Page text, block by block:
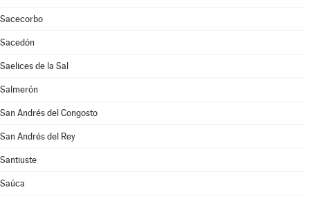
Sacecorbo
Sacedón
Saelices de la Sal
Salmerón
San Andrés del Congosto
San Andrés del Rey
Santiuste
Saúca